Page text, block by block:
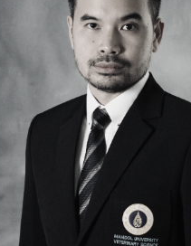
02-441-5242-4 ext 2219